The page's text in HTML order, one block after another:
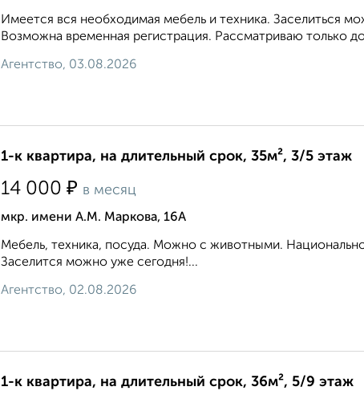
Имеется вся необходимая мебель и техника. Заселиться
Возможна временная регистрация. Рассматриваю только
Агентство, 03.08.2026
1-к квартира, на длительный срок, 35м², 3/5 этаж
14 000 ₽ в месяц
мкр. имени А.М. Маркова, 16А
Мебель, техника, посуда. Можно с животными.
Заселится можно уже сегодня!...
Агентство, 02.08.2026
1-к квартира, на длительный срок, 36м², 5/9 этаж